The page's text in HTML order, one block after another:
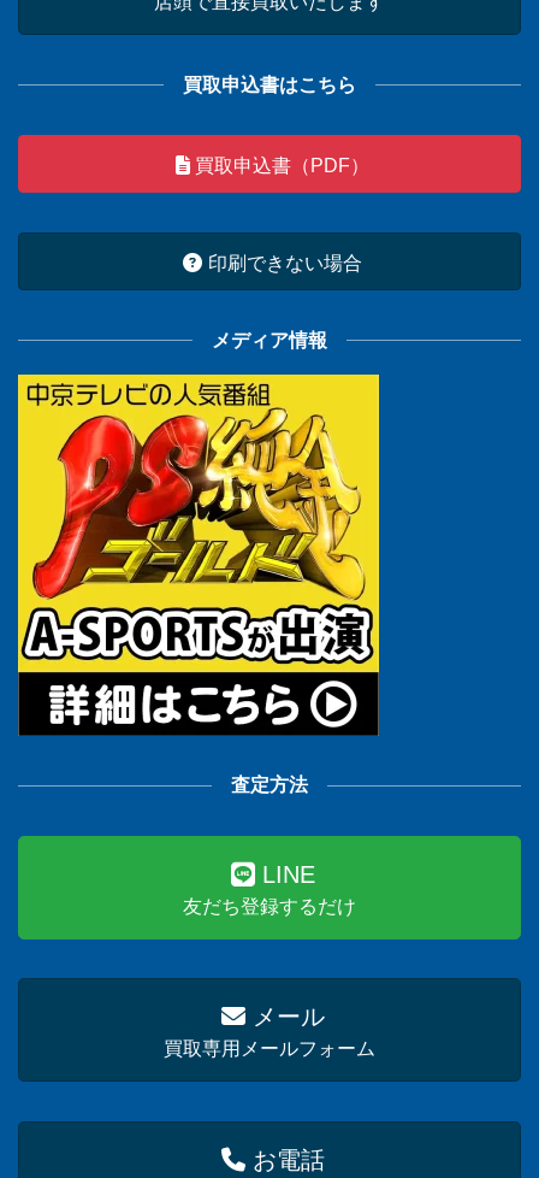
買取申込書はこちら
買取申込書（PDF）
印刷できない場合
メディア情報
査定方法
LINE
友だち登録するだけ
メール
買取専用メールフォーム
お電話